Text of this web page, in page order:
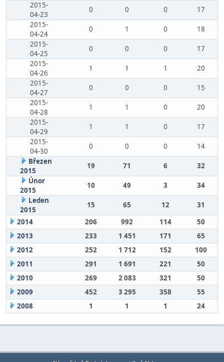
2015-
04-23
0 0 0
17
2015-
04-24
0 1 0
18
2015-
04-25
0 0 0
17
2015-
04-26
1 1 1
20
2015-
04-27
0 0 0
15
2015-
04-28
1 1 0
20
2015-
04-29
1 1 0
17
2015-
04-30
0 0 0
14
Březen
2015
19 71 6
32
Únor
2015
10 49 3
34
Leden
2015
15 65 12
31
2014
206 992 114
50
2013
233 1 451 171
65
2012
252 1 712 152
100
2011
291 1 691 221
50
2010
269 2 083 321
50
2009
452 3 295 358
55
2008
1 1 1 24